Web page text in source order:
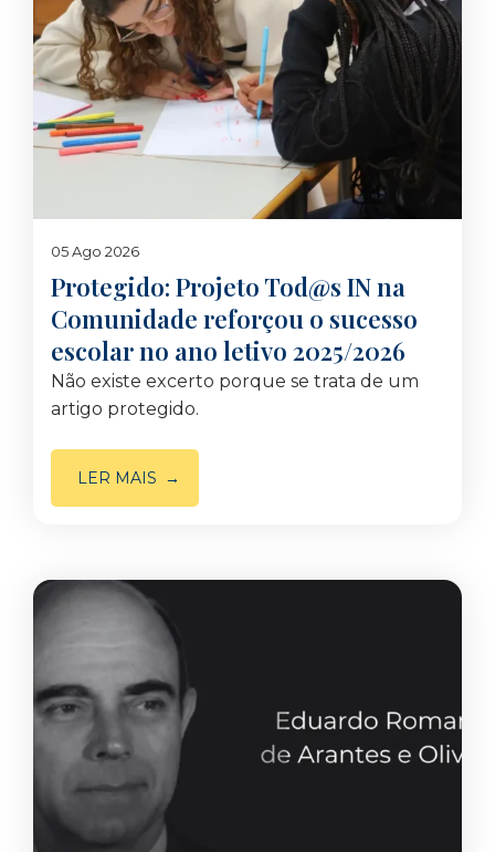
05 Ago 2026
Protegido: Projeto Tod@s IN na
Comunidade reforçou o sucesso
escolar no ano letivo 2025/2026
Não existe excerto porque se trata de um
artigo protegido.
LER MAIS